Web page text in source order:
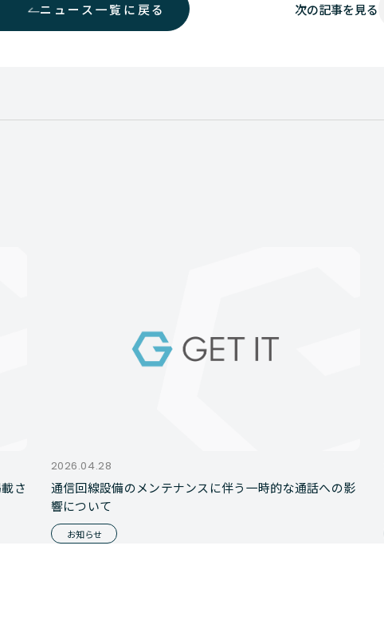
ニュース一覧に戻る 次の記事を見る
さ
2026.04.28
通信回線設備のメンテナンスに伴う一時的な通話への影
響について
お知らせ